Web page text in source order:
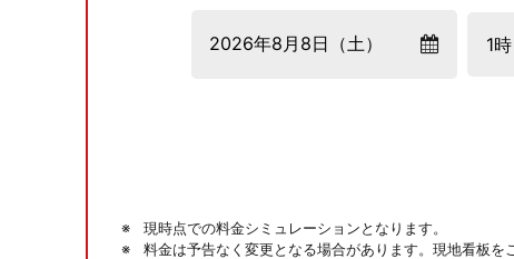
現時点での料金シミュレーションとなります。
料金は予告なく変更となる場合があります。現地看板を